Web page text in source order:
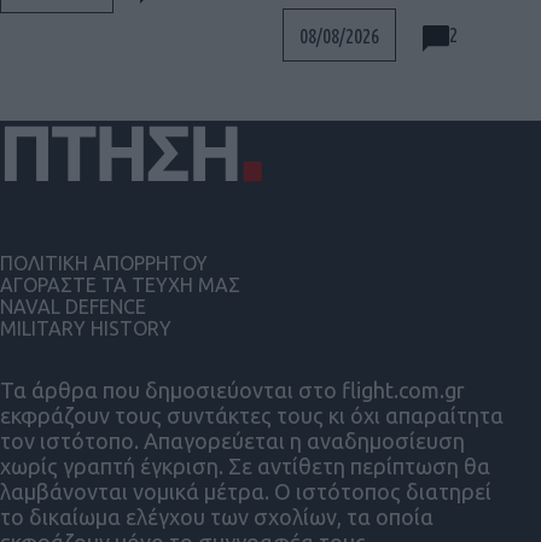
08/08/2026 2
Τα άρθρα που δημοσιεύονται στο flight.com.gr
εκφράζουν τους συντάκτες τους κι όχι απαραίτητα
τον ιστότοπο. Απαγορεύεται η αναδημοσίευση
χωρίς γραπτή έγκριση. Σε αντίθετη περίπτωση θα
λαμβάνονται νομικά μέτρα. Ο ιστότοπος διατηρεί
το δικαίωμα ελέγχου των σχολίων, τα οποία
ΠΟΛΙΤΙΚΗ ΑΠΟΡΡΗΤΟΥ
ΑΓΟΡΑΣΤΕ ΤΑ ΤΕΥΧΗ ΜΑΣ
NAVAL DEFENCE
MILITARY HISTORY